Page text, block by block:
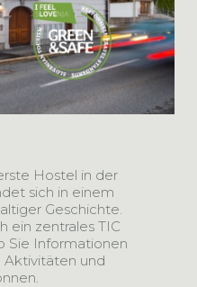
Hostel in der
sich in einem
Geschichte.
ein zentrales TIC
Sie Informationen
Aktivitäten und